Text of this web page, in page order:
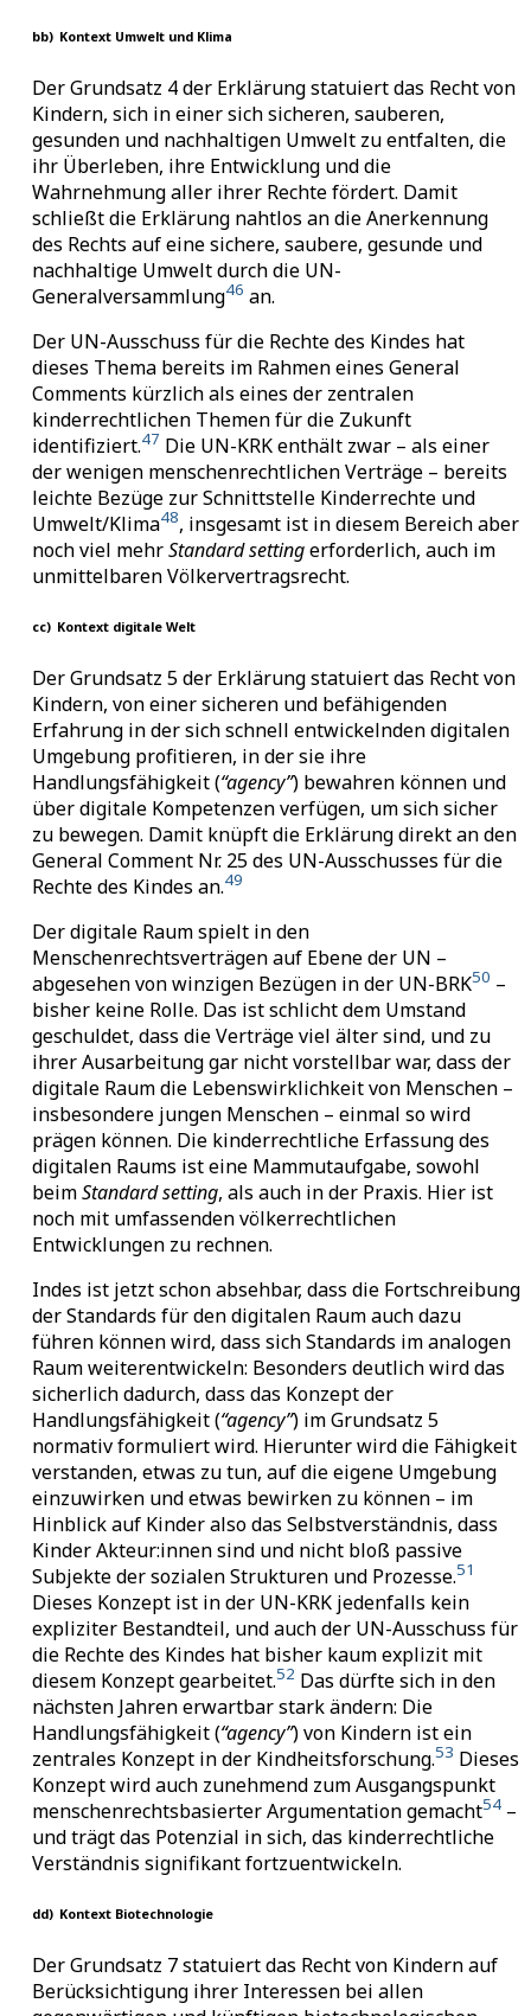
bb) Kontext Umwelt und Klima
Der Grundsatz 4 der Erklärung statuiert das Recht von
Kindern, sich in einer sich sicheren, sauberen,
gesunden und nachhaltigen Umwelt zu entfalten, die
ihr Überleben, ihre Entwicklung und die
Wahrnehmung aller ihrer Rechte fördert. Damit
schließt die Erklärung nahtlos an die Anerkennung
des Rechts auf eine sichere, saubere, gesunde und
nachhaltige Umwelt durch die UN-
Generalversammlung46 an.
Der UN-Ausschuss für die Rechte des Kindes hat
dieses Thema bereits im Rahmen eines General
Comments kürzlich als eines der zentralen
kinderrechtlichen Themen für die Zukunft
identifiziert.47 Die UN-KRK enthält zwar – als einer
der wenigen menschenrechtlichen Verträge – bereits
leichte Bezüge zur Schnittstelle Kinderrechte und
Umwelt/Klima48, insgesamt ist in diesem Bereich aber
noch viel mehrStandard settingerforderlich, auch im
unmittelbaren Völkervertragsrecht.
cc) Kontext digitale Welt
Der Grundsatz 5 der Erklärung statuiert das Recht von
Kindern, von einer sicheren und befähigenden
Erfahrung in der sich schnell entwickelnden digitalen
Umgebung profitieren, in der sie ihre
Handlungsfähigkeit (“agency”) bewahren können und
über digitale Kompetenzen verfügen, um sich sicher
zu bewegen. Damit knüpft die Erklärung direkt an den
General Comment Nr. 25 des UN-Ausschusses für die
Rechte des Kindes an.49
Der digitale Raum spielt in den
Menschenrechtsverträgen auf Ebene der UN –
abgesehen von winzigen Bezügen in der UN-BRK50 –
bisher keine Rolle. Das ist schlicht dem Umstand
geschuldet, dass die Verträge viel älter sind, und zu
ihrer Ausarbeitung gar nicht vorstellbar war, dass der
digitale Raum die Lebenswirklichkeit von Menschen –
insbesondere jungen Menschen – einmal so wird
prägen können. Die kinderrechtliche Erfassung des
digitalen Raums ist eine Mammutaufgabe, sowohl
beimStandard setting, als auch in der Praxis. Hier ist
noch mit umfassenden völkerrechtlichen
Entwicklungen zu rechnen.
Indes ist jetzt schon absehbar, dass die Fortschreibung
der Standards für den digitalen Raum auch dazu
führen können wird, dass sich Standards im analogen
Raum weiterentwickeln: Besonders deutlich wird das
sicherlich dadurch, dass das Konzept der
Handlungsfähigkeit (“agency”) im Grundsatz 5
normativ formuliert wird. Hierunter wird die Fähigkeit
verstanden, etwas zu tun, auf die eigene Umgebung
einzuwirken und etwas bewirken zu können – im
Hinblick auf Kinder also das Selbstverständnis, dass
Kinder Akteur:innen sind und nicht bloß passive
Subjekte der sozialen Strukturen und Prozesse.51
Dieses Konzept ist in der UN-KRK jedenfalls kein
expliziter Bestandteil, und auch der UN-Ausschuss für
die Rechte des Kindes hat bisher kaum explizit mit
diesem Konzept gearbeitet.52 Das dürfte sich in den
nächsten Jahren erwartbar stark ändern: Die
Handlungsfähigkeit (“agency”) von Kindern ist ein
zentrales Konzept in der Kindheitsforschung.53 Dieses
Konzept wird auch zunehmend zum Ausgangspunkt
menschenrechtsbasierter Argumentation gemacht54 –
und trägt das Potenzial in sich, das kinderrechtliche
Verständnis signifikant fortzuentwickeln.
dd) Kontext Biotechnologie
Der Grundsatz 7 statuiert das Recht von Kindern auf
Berücksichtigung ihrer Interessen bei allen